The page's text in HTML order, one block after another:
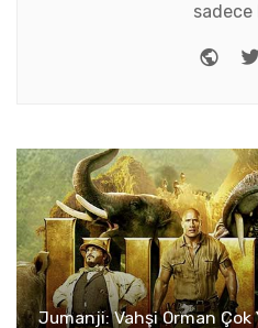
sadece
Jumanji: Vahşi Orman Çok